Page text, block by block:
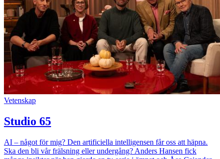
Vetenskap
Studio 65
AI – något för mig? Den artificiella intelligensen får oss att häpna.
Ska den bli vår frälsning eller undergång? Anders Hansen fick